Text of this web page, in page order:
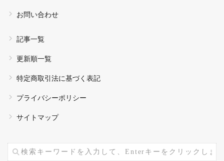
お問い合わせ
記事一覧
更新順一覧
特定商取引法に基づく表記
プライバシーポリシー
サイトマップ